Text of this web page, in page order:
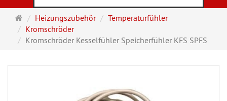
Startseite
Heizungszubehör
Temperaturfühler
Kromschröder
Kromschröder Kesselfühler Speicherfühler KFS SPFS